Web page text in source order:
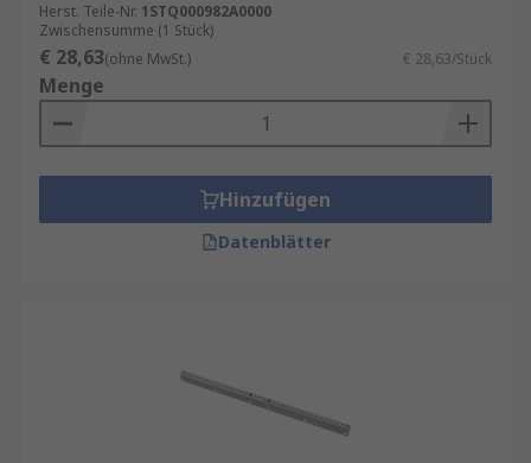
Herst. Teile-Nr. 1STQ000982A0000
Zwischensumme (1 Stück)
€ 28,63(ohne MwSt.) € 28,63/Stück
Menge
Hinzufügen
Datenblätter